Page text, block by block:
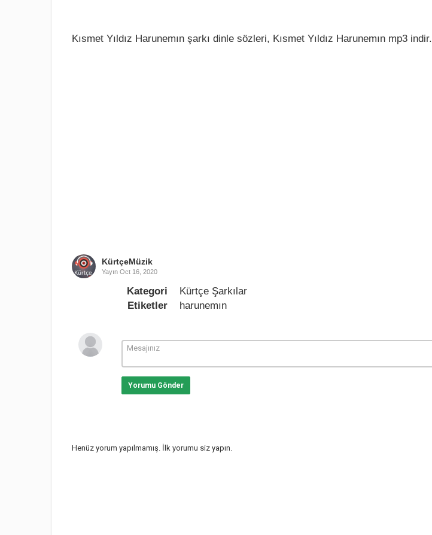
Kısmet Yıldız Harunemın şarkı dinle sözleri, Kısmet Yıldız Harunemın mp3 indir.
KürtçeMüzik
Yayın Oct 16, 2020
Kategori
Kürtçe Şarkılar
Etiketler
harunemın
Yorumu Gönder
Henüz yorum yapılmamış. İlk yorumu siz yapın.